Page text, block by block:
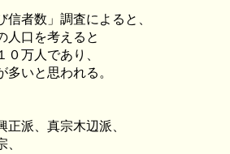
者数」調査によると、
人口を考えると
万人であり、
いと思われる。
派、真宗木辺派、